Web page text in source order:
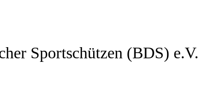
Sportschützen (BDS) e.V.